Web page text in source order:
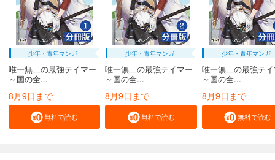
少年・青年マンガ
唯一無二の最強テイマー
～国の全...
8月9日まで
無料で読む
少年・青年マンガ
唯一無二の最強テイマー
～国の全...
8月9日まで
無料で読む
少年・青年マンガ
唯一無二の最強テ
～国の全...
8月9日まで
無料で読む